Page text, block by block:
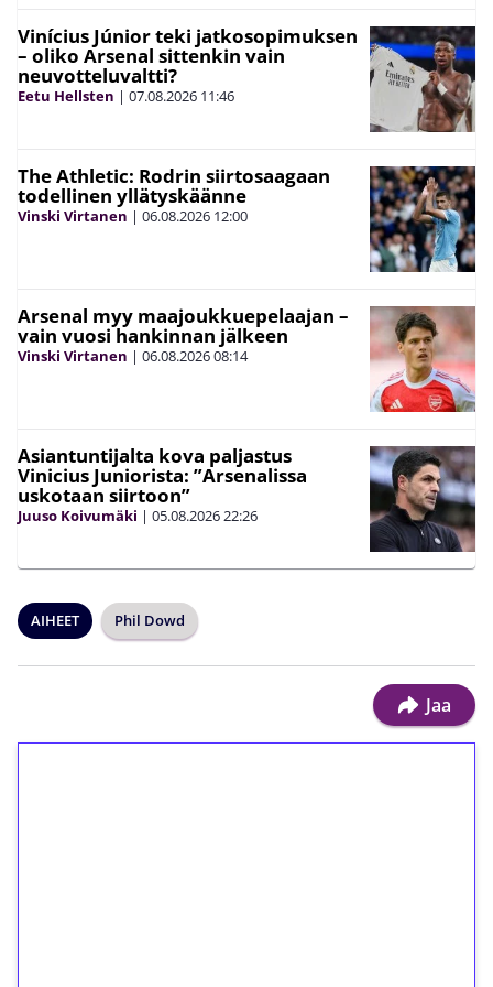
Vinícius Júnior teki jatkosopimuksen
– oliko Arsenal sittenkin vain
neuvotteluvaltti?
Eetu Hellsten | 07.08.2026 11:46
The Athletic: Rodrin siirtosaagaan
todellinen yllätyskäänne
Vinski Virtanen | 06.08.2026 12:00
Arsenal myy maajoukkuepelaajan –
vain vuosi hankinnan jälkeen
Vinski Virtanen | 06.08.202608:14
Asiantuntijalta kova paljastus
Vinicius Juniorista: ”Arsenalissa
uskotaan siirtoon”
Juuso Koivumäki | 05.08.202622:26
AIHEET Phil Dowd
Jaa